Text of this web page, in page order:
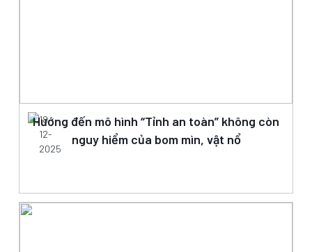
Hướng đến mô hình “Tỉnh an toàn” không còn
nguy hiểm của bom mìn, vật nổ
18-
12-
2025